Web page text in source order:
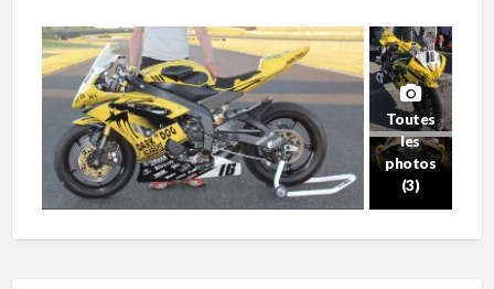
Toutes
les
photos
(3)